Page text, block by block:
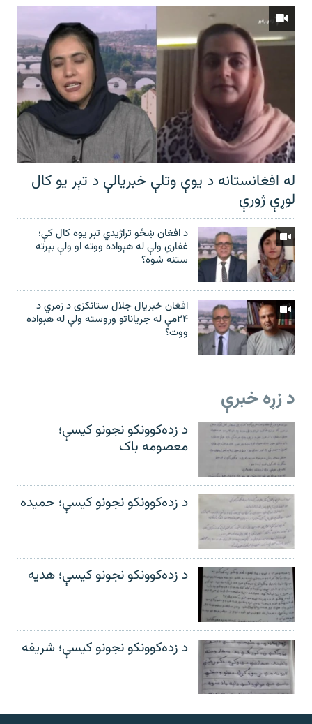
له افغانستانه د یوې وتلې خبریالې د تېر يو کال
لوړې ژورې
د افغان ښځو تراژیدي تېر یوه کال کې؛
غفاري ولې له هېواده ووته او ولې بېرته
ستنه شوه؟
افغان خبریال جلال ستانکزی د زمري د
۲۴مې له جریاناتو وروسته ولې له هېواده
ووت؟
د زړه خبرې
د زده‌کوونکو نجونو کیسې؛
معصومه باک
د زده‌کوونکو نجونو کیسې؛ حمیده
د زده‌کوونکو نجونو کیسې؛ هدیه
د زده‌کوونکو نجونو کیسې؛ شریفه